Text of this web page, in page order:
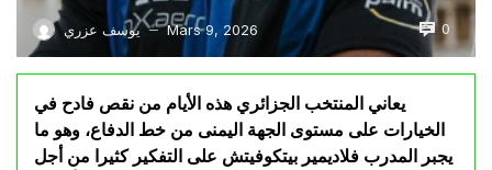
يوسف عزري — Mars 9, 2026 0
يعاني المنتخب الجزائري هذه الأيام من نقص فادح في
الخيارات على مستوى الجهة اليمنى من خط الدفاع، وهو ما
يجبر المدرب فلاديمير بيتكوفيتش على التفكير كثيرا من أجل